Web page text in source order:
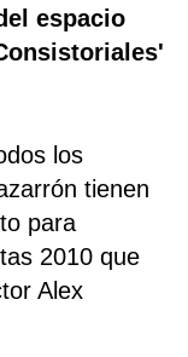
espacio
los
tienen
para
2010 que
Alex